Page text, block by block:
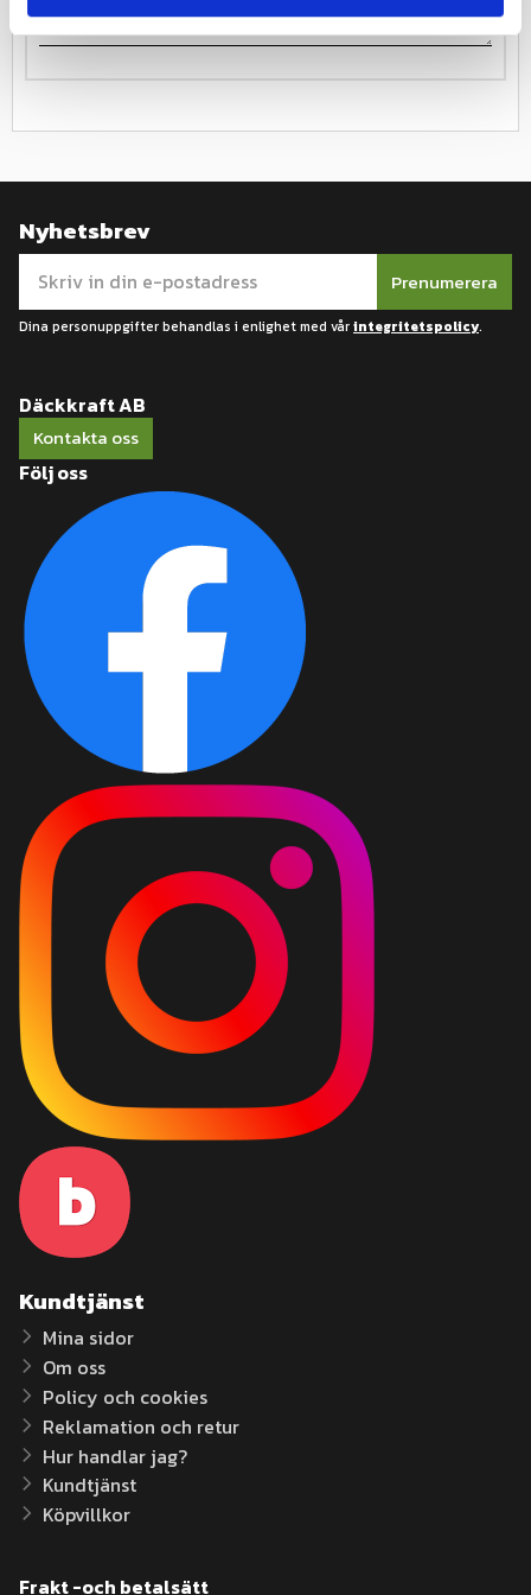
Nyhetsbrev
Prenumerera
Dina personuppgifter behandlas i enlighet med vårintegritetspolicy.
Däckkraft AB
Kontakta oss
Följ oss
Kundtjänst
Mina sidor
Om oss
Policy och cookies
Reklamation och retur
Hur handlar jag?
Kundtjänst
Köpvillkor
Frakt -och betalsätt